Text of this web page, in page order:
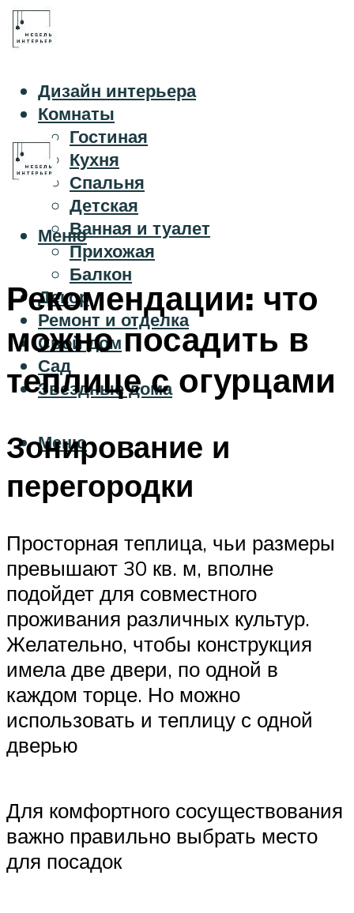
Дизайн интерьера
Комнаты
Гостиная
Кухня
Спальня
Детская
Ванная и туалет
Прихожая
Балкон
Декор
Ремонт и отделка
Свой дом
Сад
Звездные дома
Меню
Меню
Рекомендации: что
можно посадить в
теплице с огурцами
Зонирование и
перегородки
Просторная теплица, чьи размеры
превышают 30 кв. м, вполне
подойдет для совместного
проживания различных культур.
Желательно, чтобы конструкция
имела две двери, по одной в
каждом торце. Но можно
использовать и теплицу с одной
дверью
Для комфортного сосуществования
важно правильно выбрать место
для посадок